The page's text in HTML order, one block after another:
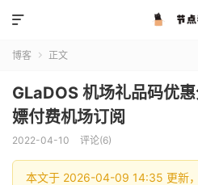

博客  正文
GLaDOS 机场礼品码优
嫖付费机场订阅
2022-04-10 评论(6)
本文于 2026-04-09 14:35 更新